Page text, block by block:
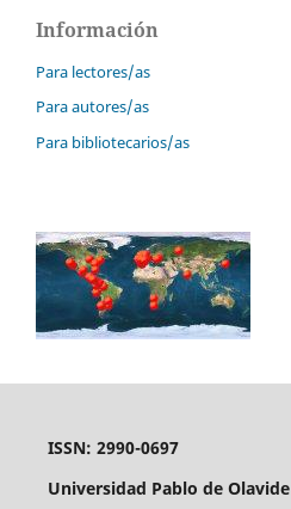
Información
Para lectores/as
Para autores/as
Para bibliotecarios/as
ISSN: 2990-0697
Universidad Pablo de Olavide